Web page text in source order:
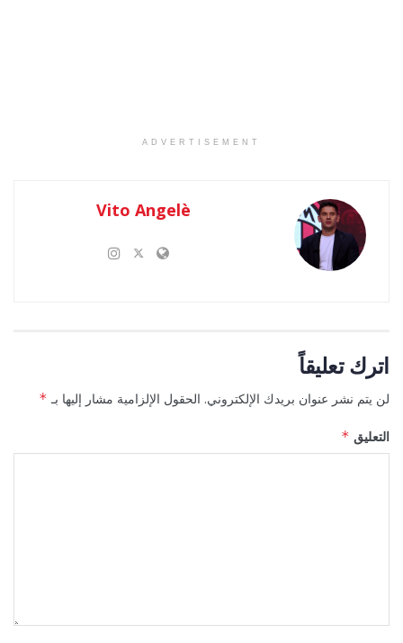
ADVERTISEMENT
Vito Angelè
اترك تعليقاً
لن يتم نشر عنوان بريدك الإلكتروني. الحقول الإلزامية مشار إليها بـ *
التعليق *